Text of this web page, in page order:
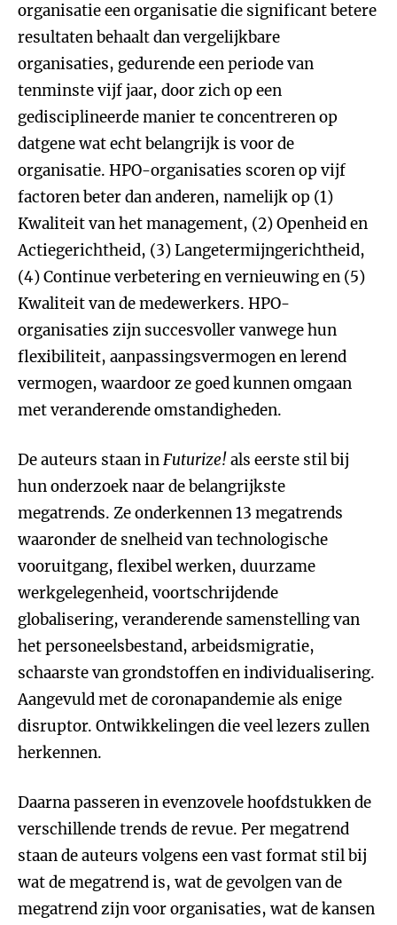
organisatie een organisatie die significant betere
resultaten behaalt dan vergelijkbare
organisaties, gedurende een periode van
tenminste vijf jaar, door zich op een
gedisciplineerde manier te concentreren op
datgene wat echt belangrijk is voor de
organisatie. HPO-organisaties scoren op vijf
factoren beter dan anderen, namelijk op (1)
Kwaliteit van het management, (2) Openheid en
Actiegerichtheid, (3) Langetermijngerichtheid,
(4) Continue verbetering en vernieuwing en (5)
Kwaliteit van de medewerkers. HPO-
organisaties zijn succesvoller vanwege hun
flexibiliteit, aanpassingsvermogen en lerend
vermogen, waardoor ze goed kunnen omgaan
met veranderende omstandigheden.
De auteurs staan inFuturize! als eerste stil bij
hun onderzoek naar de belangrijkste
megatrends. Ze onderkennen 13 megatrends
waaronder de snelheid van technologische
vooruitgang, flexibel werken, duurzame
werkgelegenheid, voortschrijdende
globalisering, veranderende samenstelling van
het personeelsbestand, arbeidsmigratie,
schaarste van grondstoffen en individualisering.
Aangevuld met de coronapandemie als enige
disruptor. Ontwikkelingen die veel lezers zullen
herkennen.
Daarna passeren in evenzovele hoofdstukken de
verschillende trends de revue. Per megatrend
staan de auteurs volgens een vast format stil bij
wat de megatrend is, wat de gevolgen van de
megatrend zijn voor organisaties, wat de kansen